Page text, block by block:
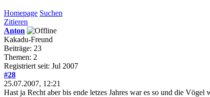
Homepage Suchen
Zitieren
Anton
Kakadu-Freund
Beiträge: 23
Themen: 2
Registriert seit: Jul 2007
#28
25.07.2007, 12:21
Hast ja Recht aber bis ende letzes Jahres war es so und die